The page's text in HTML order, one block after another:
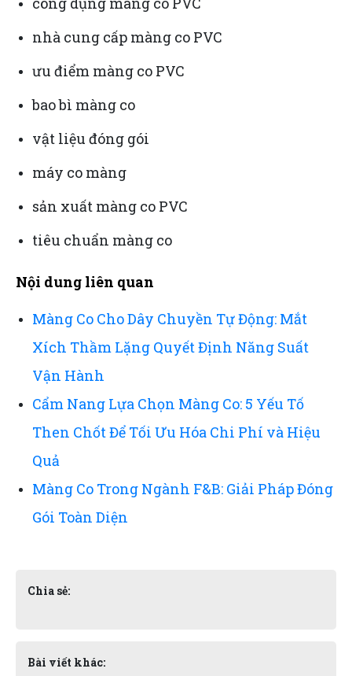
nhà cung cấp màng co PVC
ưu điểm màng co PVC
bao bì màng co
vật liệu đóng gói
máy co màng
sản xuất màng co PVC
tiêu chuẩn màng co
Nội dung liên quan
Màng Co Cho Dây Chuyền Tự Động: Mắt
Xích Thầm Lặng Quyết Định Năng Suất
Vận Hành
Cẩm Nang Lựa Chọn Màng Co: 5 Yếu Tố
Then Chốt Để Tối Ưu Hóa Chi Phí và Hiệu
Quả
Màng Co Trong Ngành F&B: Giải Pháp Đóng
Gói Toàn Diện
Chia sẻ:
Bài viết khác: